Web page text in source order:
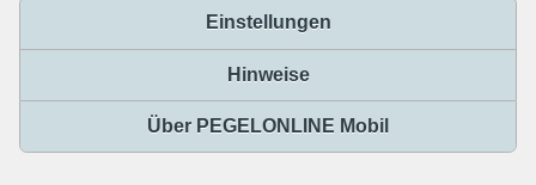
Einstellungen
Hinweise
Über PEGELONLINE Mobil